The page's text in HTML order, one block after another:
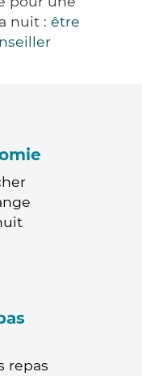
nuit : être
repas